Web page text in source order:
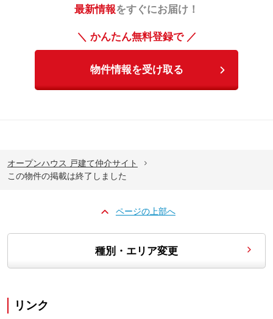
最新情報をすぐにお届け！
＼ かんたん無料登録で ／
物件情報を受け取る
オープンハウス 戸建て仲介サイト
この物件の掲載は終了しました
ページの上部へ
種別・エリア変更
リンク